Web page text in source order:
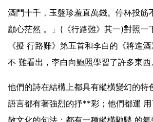
酒鬥十千，玉盤珍羞直萬錢。停杯投筋
顧心茫然 。」(《行路難》其一)對照一
《擬 行路難》第五首和李白的《將進
不 難看出，李白向鮑照學習了許多東西
他們的詩在結構上都具有縱橫變幻的特
語言都有著強烈的抒**彩；他們都運
散文化的句法；都有一種縱橫馳騁 的氣